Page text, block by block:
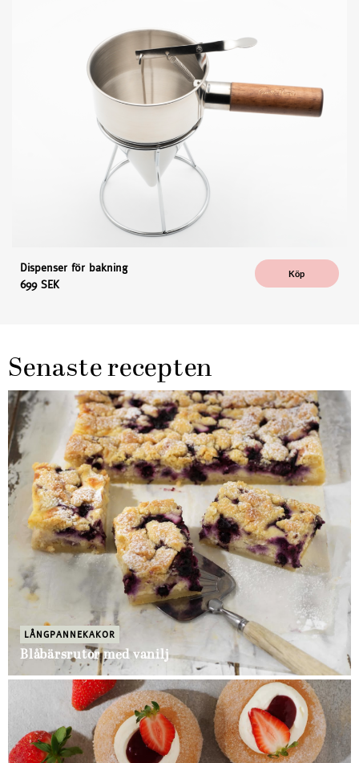
Dispenser för bakning
699 SEK
Köp
Senaste recepten
LÅNGPANNEKAKOR
Blåbärsrutor med vanilj